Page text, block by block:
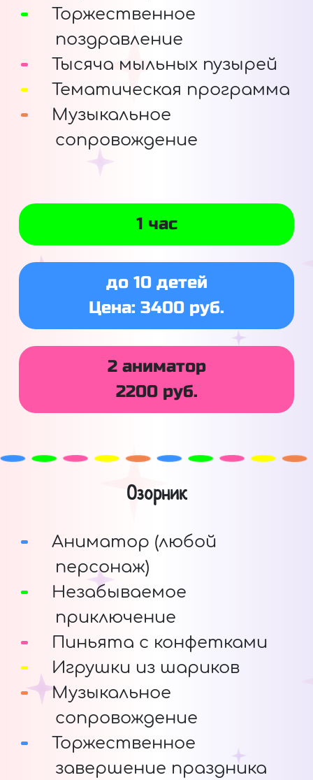
Торжественное
поздравление
Тысяча мыльных пузырей
Тематическая программа
Музыкальное
сопровождение
1 час
до 10 детей
Цена: 3400 руб.
2 аниматор
2200 руб.
Озорник
Аниматор (любой
персонаж)
Незабываемое
приключение
Пиньята с конфетками
Игрушки из шариков
Музыкальное
сопровождение
Торжественное
завершение праздника